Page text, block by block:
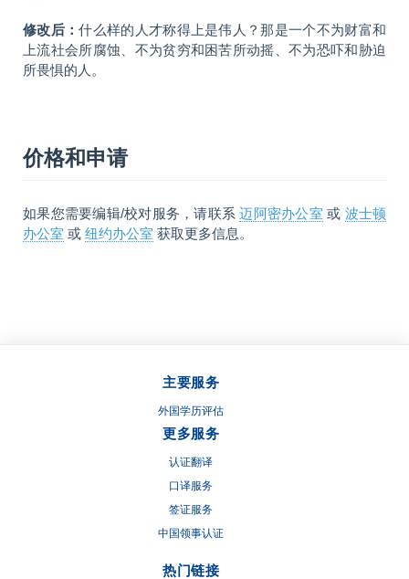
修改后：什么样的人才称得上是伟人？那是一个不为财富和
上流社会所腐蚀、不为贫穷和困苦所动摇、不为恐吓和胁迫
所畏惧的人。
价格和申请
如果您需要编辑/校对服务，请联系迈阿密办公室 或 波士顿
办公室 或 纽约办公室 获取更多信息。
主要服务
外国学历评估
更多服务
认证翻译
口译服务
签证服务
中国领事认证
热门链接